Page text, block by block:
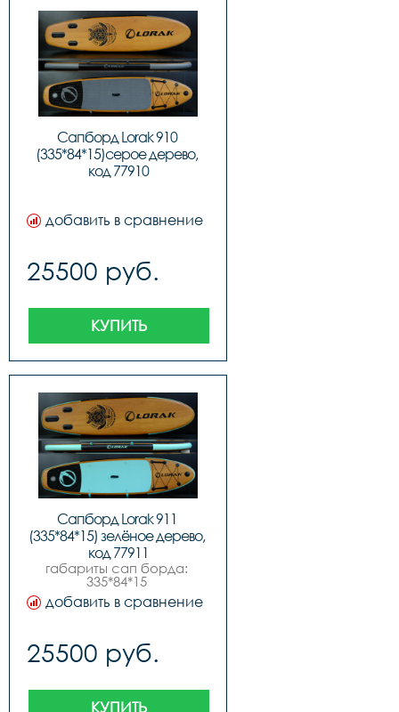
Сапборд Lorak 910
(335*84*15)серое дерево,
код 77910
добавить в сравнение
25500 руб.
КУПИТЬ
Сапборд Lorak 911
(335*84*15) зелёное дерево,
код 77911
габариты сап борда:
335*84*15
см,максимальное
давление 15psi 1
кг,комплектация:,sup
доска,ручной насос
давления,алюминиевое
весло,съемный
добавить в сравнение
25500 руб.
КУПИТЬ